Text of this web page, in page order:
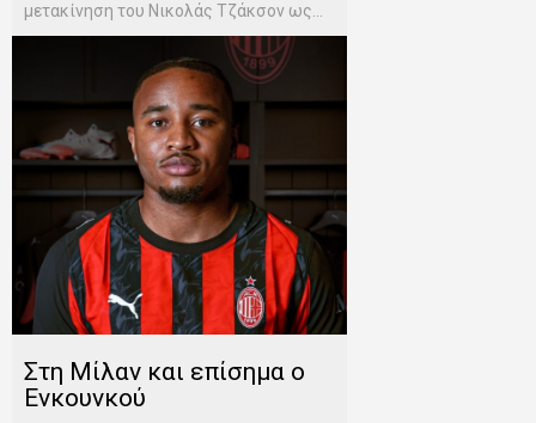
μετακίνηση του Νικολάς Τζάκσον ως...
Στη Μίλαν και επίσημα ο
Ενκουνκού